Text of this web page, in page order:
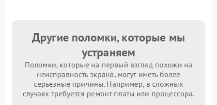
Другие поломки, которые мы
устраняем
Поломки, которые на первый взгляд похожи на
неисправность экрана, могут иметь более
серьезные причины. Например, в сложных
случаях требуется ремонт платы или процессора.